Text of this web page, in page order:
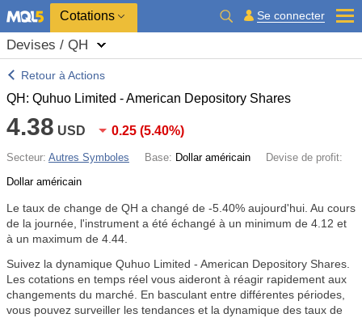
Cotations Se connecter
Devises / QH
Retour à Actions
QH: Quhuo Limited - American Depository Shares
4.38 USD 0.25 (5.40%)
Secteur: Autres Symboles Base: Dollar américain
Devise de profit:
Dollar américain
Le taux de change de QH a changé de -5.40% aujourd'hui. Au cours
de la journée, l'instrument a été échangé à un minimum de 4.12 et
à un maximum de 4.44.
Suivez la dynamique Quhuo Limited - American Depository Shares.
Les cotations en temps réel vous aideront à réagir rapidement aux
changements du marché. En basculant entre différentes périodes,
vous pouvez surveiller les tendances et la dynamique des taux de